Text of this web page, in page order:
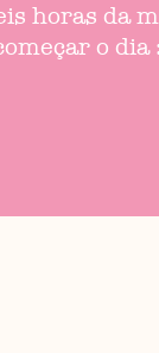
horas da
o dia